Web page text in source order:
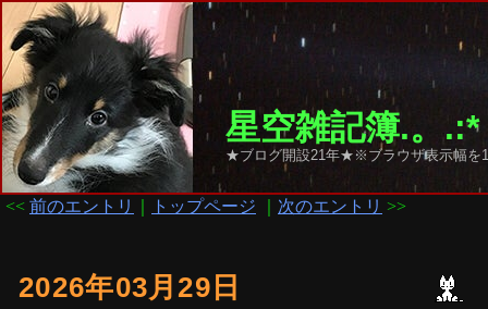
星空雑記簿.。
★ブログ開設21年★※ブラウザ表示幅を
<< 前のエントリ トップページ 次のエントリ >>
2026年03月29日